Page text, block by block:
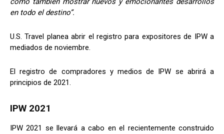
en todo el destino”.
U.S. Travel planea abrir el registro para expositores de IPW a
mediados de noviembre.
El registro de compradores y medios de IPW se abrirá a
principios de 2021.
IPW 2021
IPW 2021 se llevará a cabo en el recientemente construido